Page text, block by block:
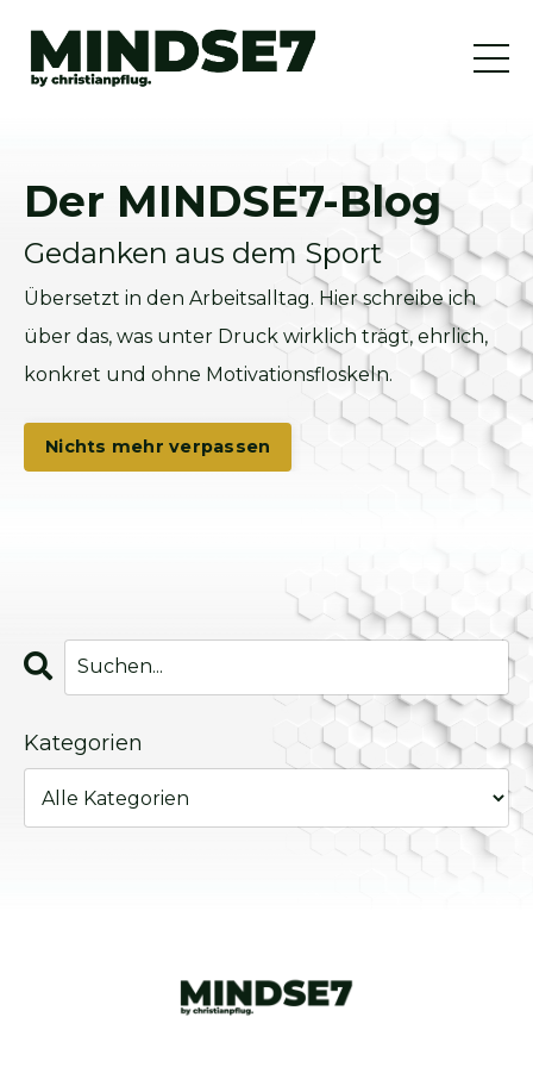
Der MINDSE7-Blog
Gedanken aus dem Sport
Übersetzt in den Arbeitsalltag. Hier schreibe ich
über das, was unter Druck wirklich trägt, ehrlich,
konkret und ohne Motivationsfloskeln.
Nichts mehr verpassen
Kategorien